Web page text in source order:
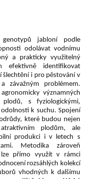
jabloní podle
odolávat vodnímu
a prakticky využitelný
efektivně identifikovat
i pro pěstování v
závažným problémem.
významných
s fyziologickými,
k suchu. Spojení
které budou nejen
plodům, ale
produkci i v letech s
Metodika zároveň
přímo využít v rámci
rozsáhlých kolekcí
vhodných k dalšímu